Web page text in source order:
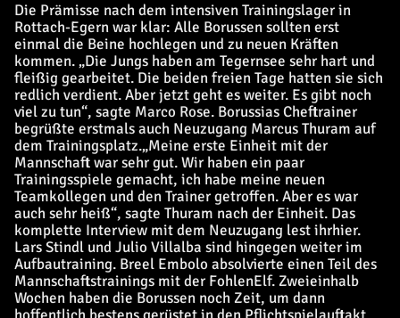
Die Prämisse nach dem intensiven Trainingslager in
Rottach-Egern war klar: Alle Borussen sollten erst
einmal die Beine hochlegen und zu neuen Kräften
kommen. „Die Jungs haben am Tegernsee sehr hart und
fleißig gearbeitet. Die beiden freien Tage hatten sie sich
redlich verdient. Aber jetzt geht es weiter. Es gibt noch
viel zu tun“, sagte Marco Rose. Borussias Cheftrainer
begrüßte erstmals auch Neuzugang Marcus Thuram auf
dem Trainingsplatz.„Meine erste Einheit mit der
Mannschaft war sehr gut. Wir haben ein paar
Trainingsspiele gemacht, ich habe meine neuen
Teamkollegen und den Trainer getroffen. Aber es war
auch sehr heiß“, sagte Thuram nach der Einheit. Das
komplette Interview mit dem Neuzugang lest ihrhier.
Lars Stindl und Julio Villalba sind hingegen weiter im
Aufbautraining. Breel Embolo absolvierte einen Teil des
Mannschaftstrainings mit der FohlenElf. Zweieinhalb
Wochen haben die Borussen noch Zeit, um dann